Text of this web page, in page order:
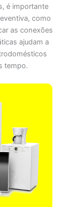
é importante
como
as conexões
ajudam a
tempo.